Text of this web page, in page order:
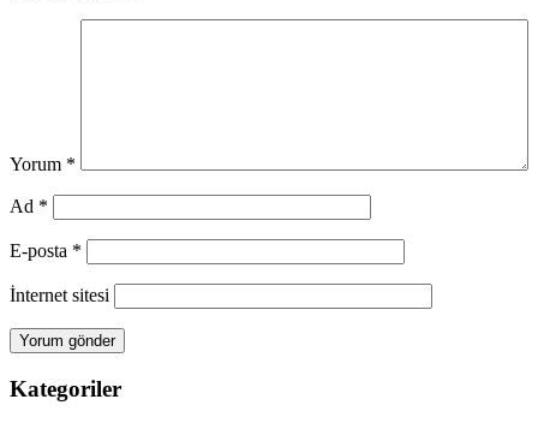
Yorum *
Ad *
E-posta *
İnternet sitesi
Kategoriler